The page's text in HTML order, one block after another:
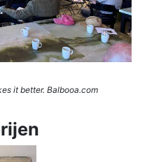
it better. Balbooa.com